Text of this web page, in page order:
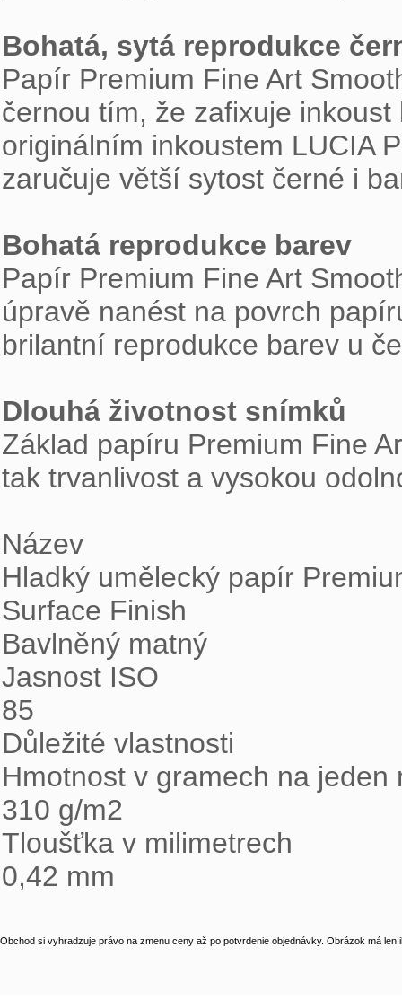
Bohatá, sytá reprodukce
Papír Premium Fine Art
černou tím, že zafixuje
originálním inkoustem LUCIA
zaručuje větší sytost černé i
Bohatá reprodukce barev
Papír Premium Fine Art
úpravě nanést na povrch
brilantní reprodukce barev u
Dlouhá životnost snímků
Základ papíru Premium Fine
tak trvanlivost a vysokou
Název
Hladký umělecký papír
Surface Finish
Bavlněný matný
Jasnost ISO
85
Důležité vlastnosti
Hmotnost v gramech na jeden
310 g/m2
Tloušťka v milimetrech
0,42 mm
Obchod si vyhradzuje právo na zmenu ceny až po potvrdenie objednávky. Obrázok má len